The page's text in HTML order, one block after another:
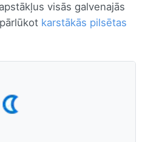
visās galvenajās
karstākās pilsētas